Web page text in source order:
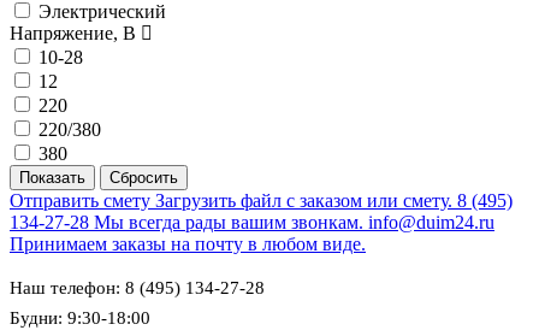
Электрический
Напряжение, В
10-28
12
220
220/380
380
Отправить смету Загрузить файл с заказом или смету. 8 (495)
134-27-28 Мы всегда рады вашим звонкам. info@duim24.ru
Принимаем заказы на почту в любом виде.
Наш телефон: 8 (495) 134-27-28
Будни: 9:30-18:00